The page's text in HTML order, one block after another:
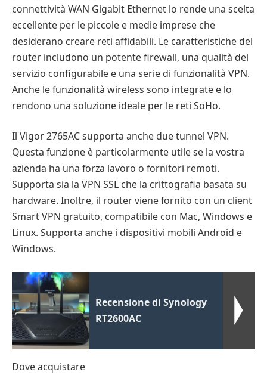
connettività WAN Gigabit Ethernet lo rende una scelta
eccellente per le piccole e medie imprese che
desiderano creare reti affidabili. Le caratteristiche del
router includono un potente firewall, una qualità del
servizio configurabile e una serie di funzionalità VPN.
Anche le funzionalità wireless sono integrate e lo
rendono una soluzione ideale per le reti SoHo.
Il Vigor 2765AC supporta anche due tunnel VPN.
Questa funzione è particolarmente utile se la vostra
azienda ha una forza lavoro o fornitori remoti.
Supporta sia la VPN SSL che la crittografia basata su
hardware. Inoltre, il router viene fornito con un client
Smart VPN gratuito, compatibile con Mac, Windows e
Linux. Supporta anche i dispositivi mobili Android e
Windows.
Recensione di Synology
RT2600AC
Dove acquistare